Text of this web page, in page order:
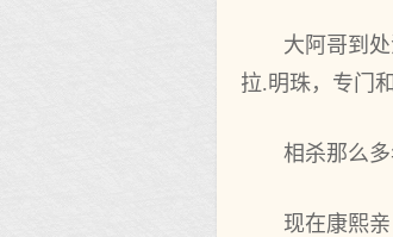
大阿哥到
拉.明珠，专门
相杀那么
现在康熙